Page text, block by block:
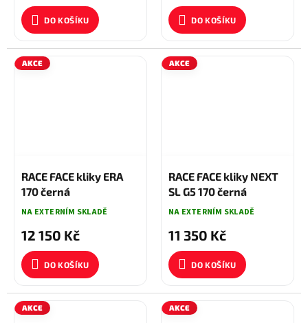
DO KOŠÍKU DO KOŠÍKU
AKCE
RACE FACE kliky ERA
170 černá
NA EXTERNÍM SKLADĚ
12 150 Kč
DO KOŠÍKU
AKCE
RACE FACE kliky NEXT
SL G5 170 černá
NA EXTERNÍM SKLADĚ
11 350 Kč
DO KOŠÍKU
AKCE AKCE